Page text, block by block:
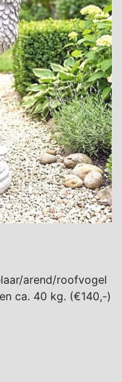
arend/roofvogel
ca. 40 kg. (€140,-)